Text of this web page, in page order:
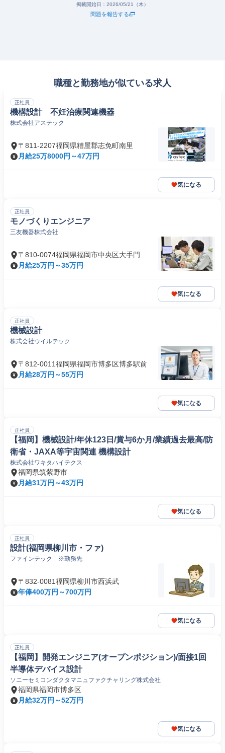
掲載開始日： 2026/05/21（木）
問題を報告する
職種と勤務地が似ている求人
正社員
機構設計 不妊治療関連機器
株式会社アステック
〒811-2207福岡県糟屋郡志免町南里
月給25万8000円～47万円
気になる
正社員
モノづくりエンジニア
三友機器株式会社
〒810-0074福岡県福岡市中央区大手門
月給25万円～35万円
気になる
正社員
機械設計
株式会社ウイルテック
〒812-0011福岡県福岡市博多区博多駅前
月給28万円～55万円
気になる
正社員
【福岡】機械設計/年休123日/賞与6か月/業績過去最高/防
衛省・JAXA等宇宙関連 機構設計
株式会社ワキタハイテクス
福岡県筑紫野市
月給31万円～43万円
気になる
正社員
設計(福岡県柳川市・ファ)
ファインテック ※勤務先
〒832-0081福岡県柳川市西浜武
年俸400万円～700万円
気になる
正社員
【福岡】開発エンジニア(オープンポジション)/面接1回
半導体デバイス設計
ソニーセミコンダクタマニュファクチャリング株式会社
福岡県福岡市博多区
月給32万円～52万円
気になる